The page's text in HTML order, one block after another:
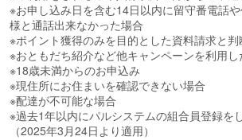
※お申し込み日を含む14日以内に留守番電話
様と通話出来なかった場合
※ポイント獲得のみを目的とした資料請求と
※おともだち紹介など他キャンペーンを利用し
※18歳未満からのお申込み
※現住所にお住まいを確認できない場合
※配達が不可能な場合
※過去1年以内にパルシステムの組合員登録を
（2025年3月24日より適用）